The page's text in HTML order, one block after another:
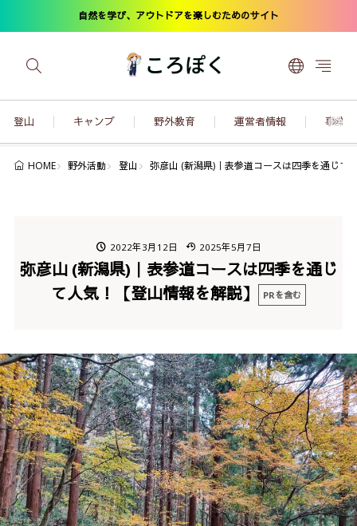
自然を学び、アウトドアを楽しむためのサイト
登山 キャンプ 野外教育 運営者情報 事業
HOME 野外活動 登山 弥彦山 (新潟県)｜表参道コースは四季を通じて
2022年3月12日 2025年5月7日
弥彦山 (新潟県)｜表参道コースは四季を通じ
て人気！【登山情報を解説】
PRを含む